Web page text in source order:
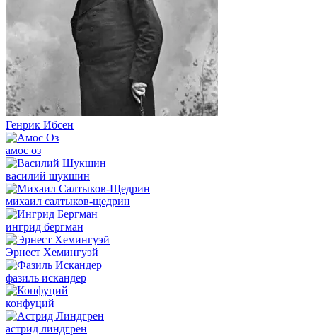
Генрик Ибсен
амос оз
василий шукшин
михаил салтыков-щедрин
ингрид бергман
Эрнест Хемингуэй
фазиль искандер
конфуций
астрид линдгрен